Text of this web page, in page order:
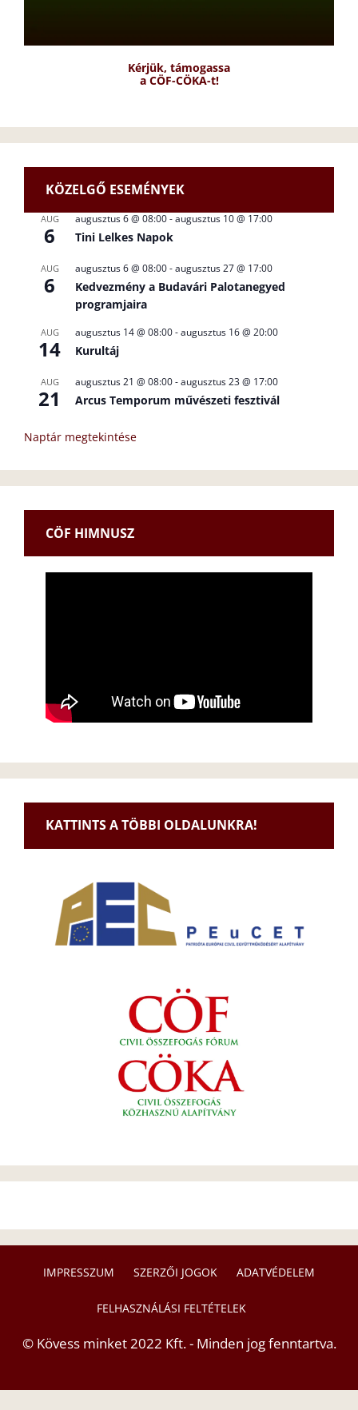
Kérjük, támogassa
a CÖF-CÖKA-t!
KÖZELGŐ ESEMÉNYEK
AUG
6
augusztus 6 @ 08:00-augusztus 10 @ 17:00
Tini Lelkes Napok
AUG
6
augusztus 6 @ 08:00-augusztus 27 @ 17:00
Kedvezmény a Budavári Palotanegyed
programjaira
AUG
14
augusztus 14 @ 08:00-augusztus 16 @ 20:00
Kurultáj
AUG
21
augusztus 21 @ 08:00-augusztus 23 @ 17:00
Arcus Temporum művészeti fesztivál
Naptár megtekintése
CÖF HIMNUSZ
KATTINTS A TÖBBI OLDALUNKRA!
IMPRESSZUM SZERZŐI JOGOK ADATVÉDELEM
FELHASZNÁLÁSI FELTÉTELEK
© Kövess minket 2022 Kft. - Minden jog fenntartva.